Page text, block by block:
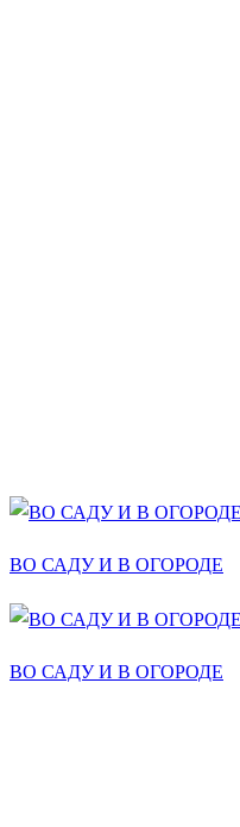
ВО САДУ И В ОГОРОДЕ
ВО САДУ И В ОГОРОДЕ